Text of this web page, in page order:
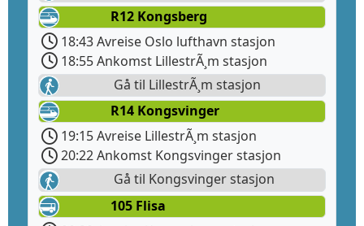
R12 Kongsberg
18:43 Avreise Oslo lufthavn stasjon
18:55 Ankomst LillestrÃ¸m stasjon
Gå til LillestrÃ¸m stasjon
R14 Kongsvinger
19:15 Avreise LillestrÃ¸m stasjon
20:22 Ankomst Kongsvinger stasjon
Gå til Kongsvinger stasjon
105 Flisa